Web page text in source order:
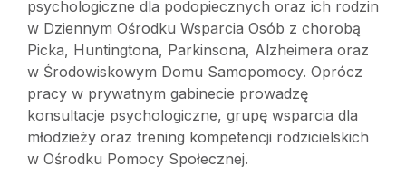
psychologiczne dla podopiecznych oraz ich rodzin
w Dziennym Ośrodku Wsparcia Osób z chorobą
Picka, Huntingtona, Parkinsona, Alzheimera oraz
w Środowiskowym Domu Samopomocy. Oprócz
pracy w prywatnym gabinecie prowadzę
konsultacje psychologiczne, grupę wsparcia dla
młodzieży oraz trening kompetencji rodzicielskich
w Ośrodku Pomocy Społecznej.